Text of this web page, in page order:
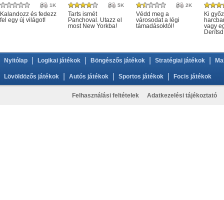
1K
Kalandozz és fedezz
fel egy új világot!
5K
Tarts ismét
Panchoval. Utazz el
most New Yorkba!
2K
Védd meg a
városodat a légi
támadásoktól!
Ki
vagy
Nyitólap Logikai játékok Böngészős játékok Stratégiai játékok
Lövöldözős játékok Autós játékok Sportos játékok Focis játékok
Felhasználási feltételek Adatkezelési tájékoztató